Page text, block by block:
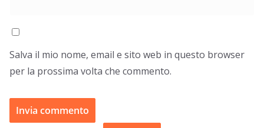
Salva il mio nome, email e sito web in questo browser
per la prossima volta che commento.